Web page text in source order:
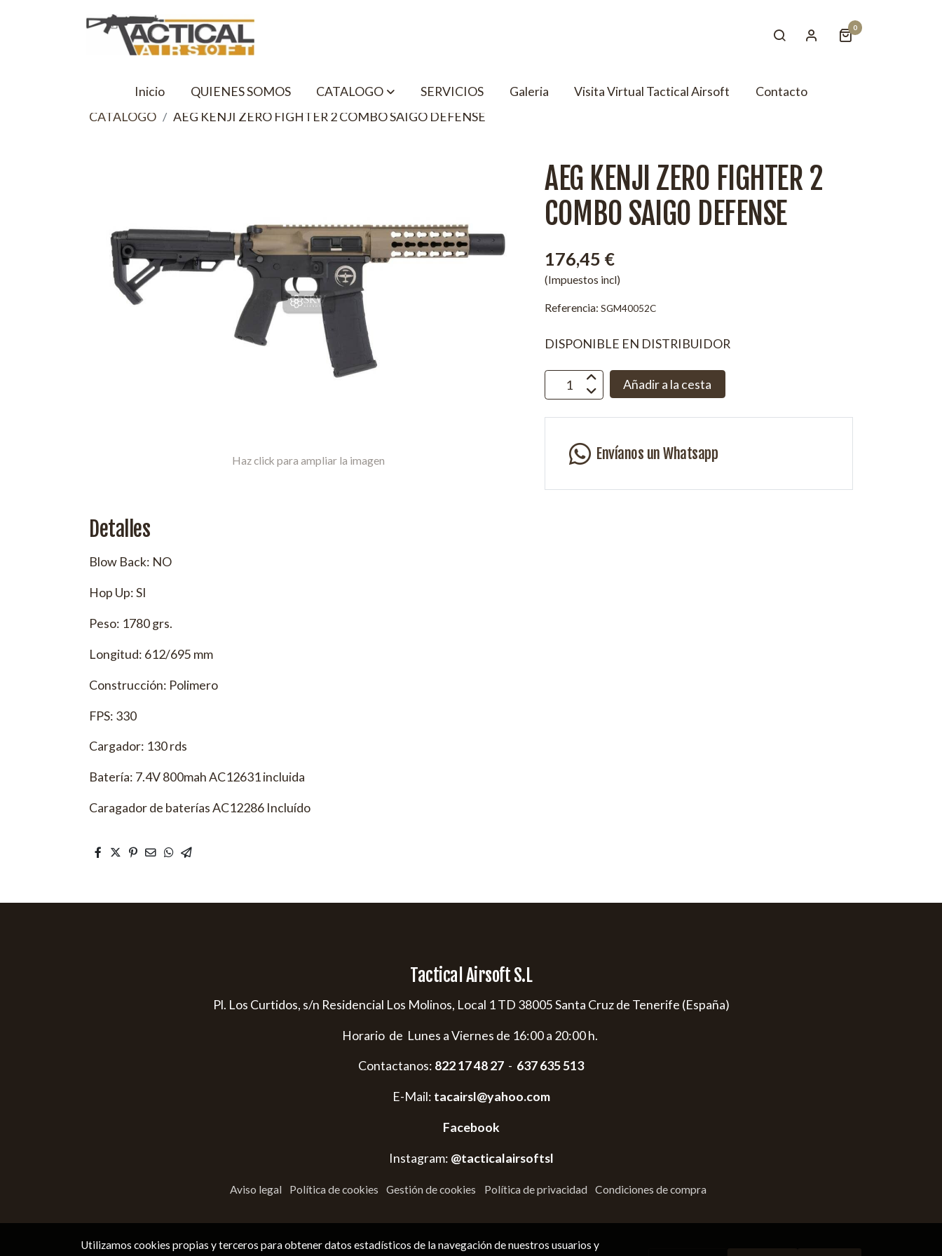
0
Inicio QUIENES SOMOS CATALOGO SERVICIOS Galeria Visita Virtual Tactical Airsoft
Contacto
CATALOGO
AEG KENJI ZERO FIGHTER 2 COMBO SAIGO DEFENSE
Haz click para ampliar la imagen
Detalles
Blow Back: NO
Hop Up: SI
Peso: 1780 grs.
Longitud: 612/695 mm
Construcción: Polimero
FPS: 330
Cargador: 130 rds
Batería: 7.4V 800mah AC12631 incluida
Caragador de baterías AC12286 Incluído
AEG KENJI ZERO FIGHTER 2
COMBO SAIGO DEFENSE
176,45 €
(Impuestos incl)
Referencia:SGM40052C
DISPONIBLE EN DISTRIBUIDOR
Añadir a la cesta
Envíanos un Whatsapp
Tactical Airsoft S.L
Pl. Los Curtidos, s/n Residencial Los Molinos, Local 1 TD 38005 Santa Cruz de Tenerife (España)
Horario de Lunes a Viernes de 16:00 a 20:00 h.
Contactanos: 822 17 48 27 - 637 635 513
E-Mail: tacairsl@yahoo.com
Facebook
Instagram: @tacticalairsoftsl
Aviso legal Política de cookies Gestión de cookies Política de privacidad Condiciones de compra
Utilizamos cookies propias y terceros para obtener datos estadísticos de la navegación de nuestros usuarios y